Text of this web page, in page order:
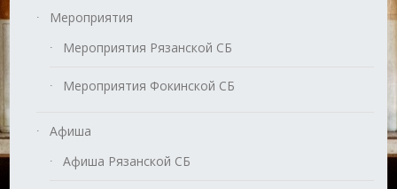
Мероприятия
Мероприятия Рязанской СБ
Мероприятия Фокинской СБ
Афиша
Афиша Рязанской СБ